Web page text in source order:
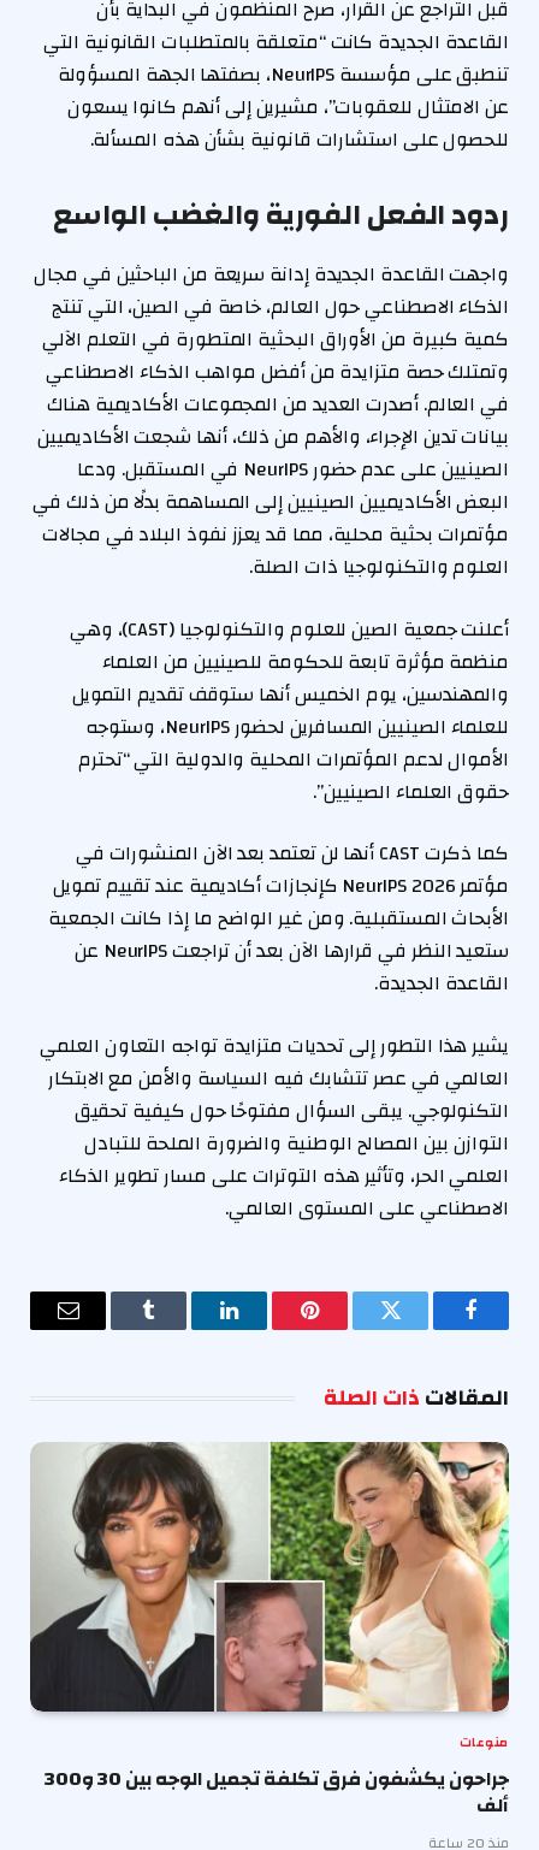
قبل التراجع عن القرار، صرح المنظمون في البداية بأن
القاعدة الجديدة كانت “متعلقة بالمتطلبات القانونية التي
تنطبق على مؤسسة NeurIPS، بصفتها الجهة المسؤولة
عن الامتثال للعقوبات”، مشيرين إلى أنهم كانوا يسعون
للحصول على استشارات قانونية بشأن هذه المسألة.
ردود الفعل الفورية والغضب الواسع
واجهت القاعدة الجديدة إدانة سريعة من الباحثين في مجال
الذكاء الاصطناعي حول العالم، خاصة في الصين، التي تنتج
كمية كبيرة من الأوراق البحثية المتطورة في التعلم الآلي
وتمتلك حصة متزايدة من أفضل مواهب الذكاء الاصطناعي
في العالم. أصدرت العديد من المجموعات الأكاديمية هناك
بيانات تدين الإجراء، والأهم من ذلك، أنها شجعت الأكاديميين
الصينيين على عدم حضور NeurIPS في المستقبل. ودعا
البعض الأكاديميين الصينيين إلى المساهمة بدلًا من ذلك في
مؤتمرات بحثية محلية، مما قد يعزز نفوذ البلاد في مجالات
العلوم والتكنولوجيا ذات الصلة.
أعلنت جمعية الصين للعلوم والتكنولوجيا (CAST)، وهي
منظمة مؤثرة تابعة للحكومة للصينيين من العلماء
والمهندسين، يوم الخميس أنها ستوقف تقديم التمويل
للعلماء الصينيين المسافرين لحضور NeurIPS، وستوجه
الأموال لدعم المؤتمرات المحلية والدولية التي “تحترم
حقوق العلماء الصينيين”.
كما ذكرت CAST أنها لن تعتمد بعد الآن المنشورات في
مؤتمر NeurIPS 2026 كإنجازات أكاديمية عند تقييم تمويل
الأبحاث المستقبلية. ومن غير الواضح ما إذا كانت الجمعية
ستعيد النظر في قرارها الآن بعد أن تراجعت NeurIPS عن
القاعدة الجديدة.
يشير هذا التطور إلى تحديات متزايدة تواجه التعاون العلمي
العالمي في عصر تتشابك فيه السياسة والأمن مع الابتكار
التكنولوجي. يبقى السؤال مفتوحًا حول كيفية تحقيق
التوازن بين المصالح الوطنية والضرورة الملحة للتبادل
العلمي الحر، وتأثير هذه التوترات على مسار تطوير الذكاء
الاصطناعي على المستوى العالمي.
فيسبوك تويتر بينتيريستلينكدإن Tumblr
البريد
المقالاتذات الصلة
منوعات
جراحون يكشفون فرق تكلفة تجميل الوجه بين 30 و300
ألف
منذ 20 ساعة